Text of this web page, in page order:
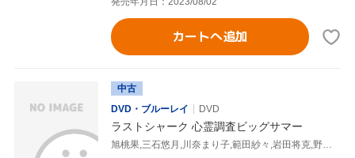
カートへ追加
中古
DVD・ブルーレイ
DVD
ラストシャーク 心霊調査ビッグサマー
旭桃果,三石悠月,川奈まり子,範田紗々,岩田将克,野々原さやね,広島フレディ,夏目大一朗